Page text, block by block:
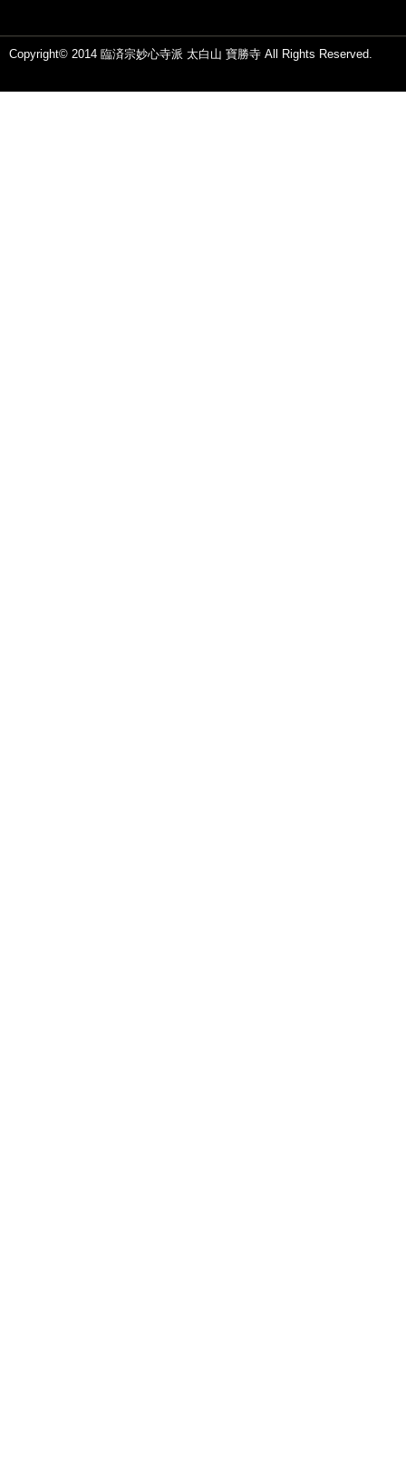
Copyright© 2014 臨済宗妙心寺派 太白山 寶勝寺 All Rights Reserved.